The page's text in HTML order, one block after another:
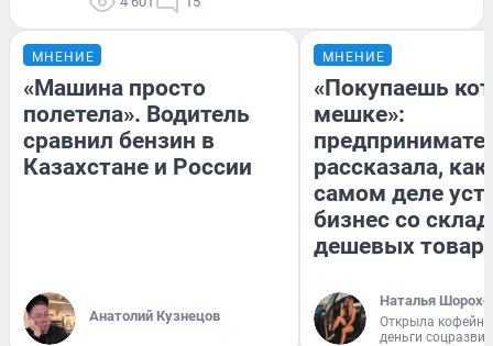
МНЕНИЕ
«Машина просто
полетела». Водитель
сравнил бензин в
Казахстане и России
Анатолий Кузнецов
МНЕНИЕ
«Покупаешь
мешке»:
рассказала, как
самом деле
бизнес со
дешевых
Наталья
Открыла
деньги